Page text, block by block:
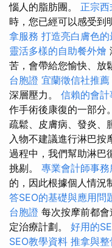
惱人的脂肪團。 正宗
時，您已經可以感受到
拿服務 打造亮白膚色
靈活多樣的自助餐外燴
苦，會帶給您愉快、放
台胞證 宜蘭徵信社推薦
深層壓力。 信賴的會
作手術後康復的一部分
疏鬆、皮膚病、發炎、
入物不建議進行淋巴按
過程中，我們幫助淋巴
挑剔。 專業會計師事
的，因此根據個人情況
答SEO的基礎與應用問
台胞證 每次按摩前都
定治療計劃。 好用的
SEO教學資料 推拿與整